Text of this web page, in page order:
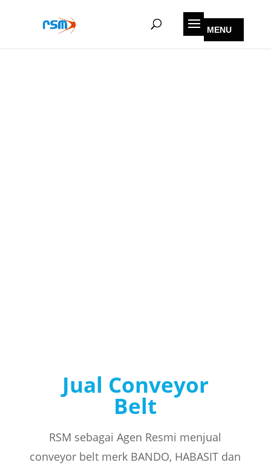
Jual Conveyor
Belt
RSM sebagai Agen Resmi menjual
conveyor belt merk BANDO, HABASIT dan